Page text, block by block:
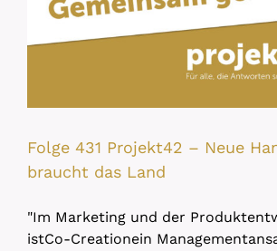
Folge 431 Projekt42 – Neue
braucht das Land
"Im Marketing und der
istCo-Creationein